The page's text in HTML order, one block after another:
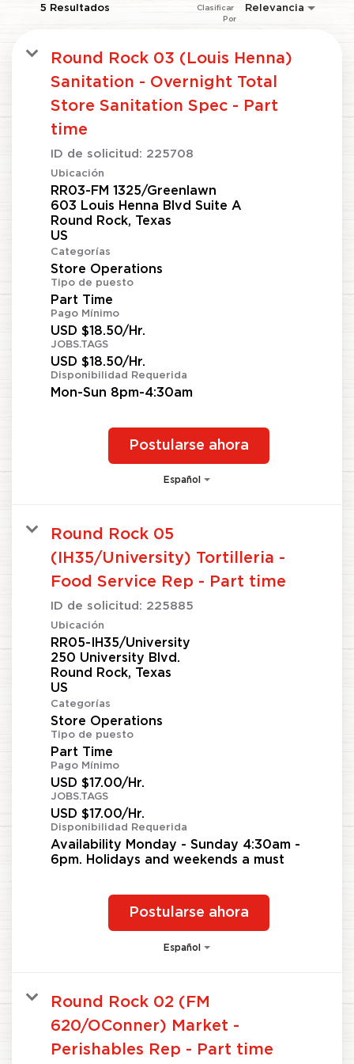
5 Resultados Relevancia
Clasificar
Por
Round Rock 03 (Louis Henna)
Sanitation - Overnight Total
Store Sanitation Spec - Part
time
ID de solicitud: 225708
Ubicación
RR03-FM 1325/Greenlawn
603 Louis Henna Blvd Suite A
Round Rock, Texas
Categorías
Store Operations
Tipo de puesto
Part Time
Pago Mínimo
USD $18.50/Hr.
JOBS.TAGS
USD $18.50/Hr.
Disponibilidad Requerida
Mon-Sun 8pm-4:30am
Postularse ahora
Español
Round Rock 05
(IH35/University) Tortilleria -
Food Service Rep - Part time
ID de solicitud: 225885
Ubicación
RR05-IH35/University
250 University Blvd.
Round Rock, Texas
Categorías
Store Operations
Tipo de puesto
Part Time
Pago Mínimo
USD $17.00/Hr.
JOBS.TAGS
USD $17.00/Hr.
Disponibilidad Requerida
Availability Monday - Sunday 4:30am -
6pm. Holidays and weekends a must
Postularse ahora
Español
Round Rock 02 (FM
620/OConner) Market -
Perishables Rep - Part time